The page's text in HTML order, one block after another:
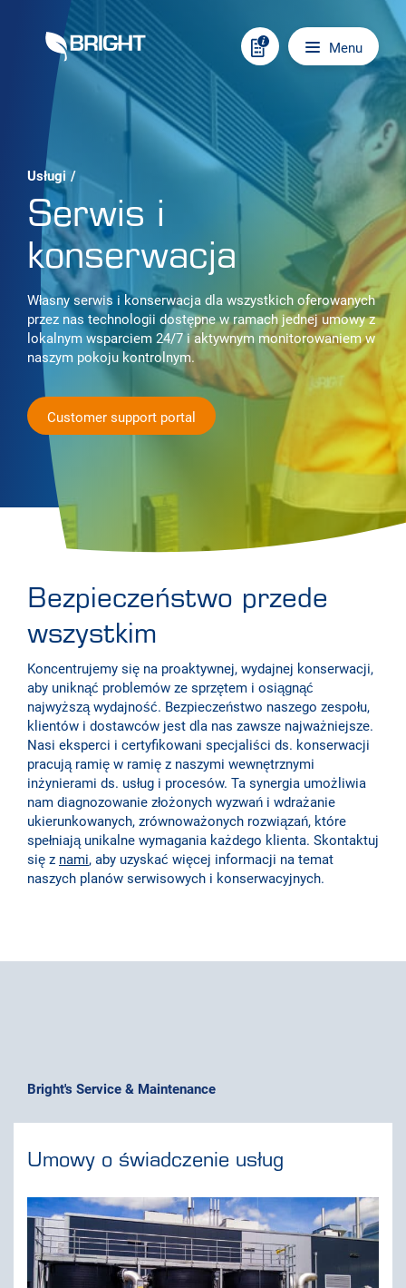
Skip to content
Main navigation
Menu
Usługi /
Serwis i
konserwacja
Własny serwis i konserwacja dla wszystkich oferowanych
przez nas technologii dostępne w ramach jednej umowy z
lokalnym wsparciem 24/7 i aktywnym monitorowaniem w
naszym pokoju kontrolnym.
Customer support portal
Bezpieczeństwo przede
wszystkim
Koncentrujemy się na proaktywnej, wydajnej konserwacji,
aby uniknąć problemów ze sprzętem i osiągnąć
najwyższą wydajność. Bezpieczeństwo naszego zespołu,
klientów i dostawców jest dla nas zawsze najważniejsze.
Nasi eksperci i certyfikowani specjaliści ds. konserwacji
pracują ramię w ramię z naszymi wewnętrznymi
inżynierami ds. usług i procesów. Ta synergia umożliwia
nam diagnozowanie złożonych wyzwań i wdrażanie
ukierunkowanych, zrównoważonych rozwiązań, które
spełniają unikalne wymagania każdego klienta. Skontaktuj
się z nami, aby uzyskać więcej informacji na temat
naszych planów serwisowych i konserwacyjnych.
Bright's Service & Maintenance
Umowy o świadczenie usług